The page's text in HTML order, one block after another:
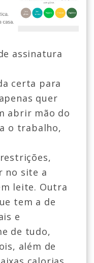
assinatura
certa para
quer
abrir mão do
o trabalho,
no site a
leite. Outra
tem a de
e
de tudo,
além de